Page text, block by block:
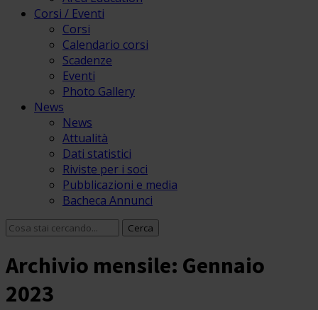
Corsi / Eventi
Corsi
Calendario corsi
Scadenze
Eventi
Photo Gallery
News
News
Attualità
Dati statistici
Riviste per i soci
Pubblicazioni e media
Bacheca Annunci
Archivio mensile: Gennaio
2023